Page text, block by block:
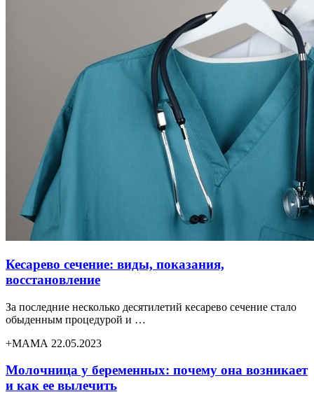
Кесарево сечение: виды, показания,
восстановление
За последние несколько десятилетий кесарево сечение стало
обыденным процедурой и …
+МАМА 22.05.2023
Молочница у беременных: почему она возникает
и как ее вылечить